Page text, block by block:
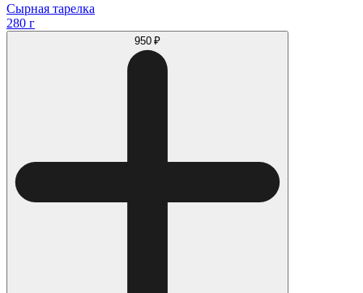
Сырная тарелка
280 г
950 ₽